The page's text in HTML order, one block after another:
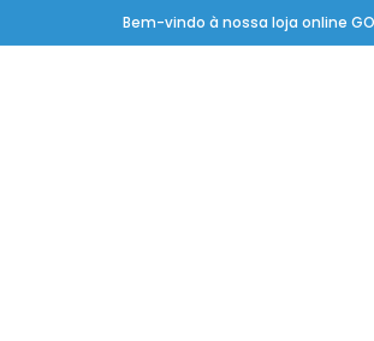
Bem-vindo à nossa loja online